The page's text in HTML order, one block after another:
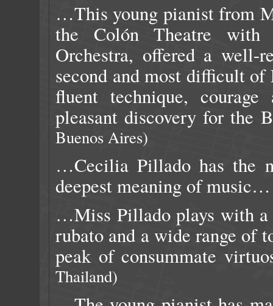
…This young pianist from
the Colón Theatre with
Orchestra, offered a well-
second and most difficult
fluent technique,
pleasant discovery for the
Buenos Aires)
…Cecilia Pillado has the
deepest meaning of
…Miss Pillado plays with a
rubato and a wide range of
peak of consummate
Thailand)